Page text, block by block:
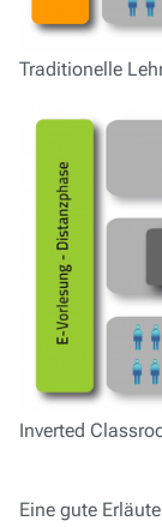
Traditionelle
Inverted
Eine gute